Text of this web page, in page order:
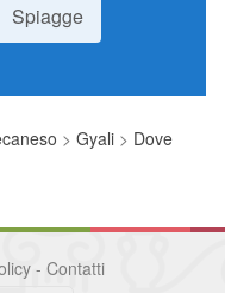
Spiagge
> Gyali> Dove
- Contatti